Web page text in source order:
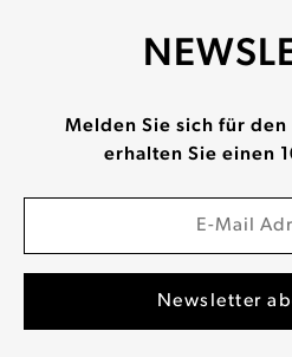
Melden Sie sich für
erhalten Sie einen